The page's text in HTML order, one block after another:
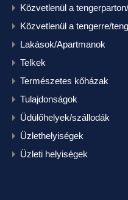
Közvetlenül a
Közvetlenül a tengerre/
Lakások/Apartmanok
Telkek
Természetes kőházak
Tulajdonságok
Üdülőhelyek/szállodák
Üzlethelyiségek
Üzleti helyiségek